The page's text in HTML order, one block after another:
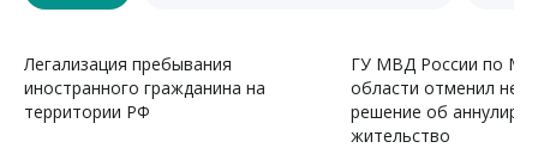
Легализация пребывания
иностранного гражданина на
территории РФ
ГУ МВД России по
области отменил
решение об
жительство